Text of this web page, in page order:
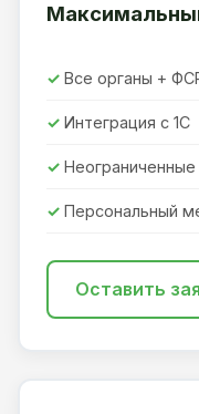
Все органы +
Интеграция с 1С
Неограниченные
Персональный
Оставить